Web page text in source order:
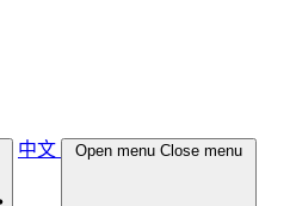
中文 Open menu Close menu